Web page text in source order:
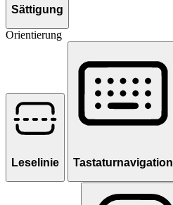
Sättigung
Orientierung
Leselinie Tastaturnavigation